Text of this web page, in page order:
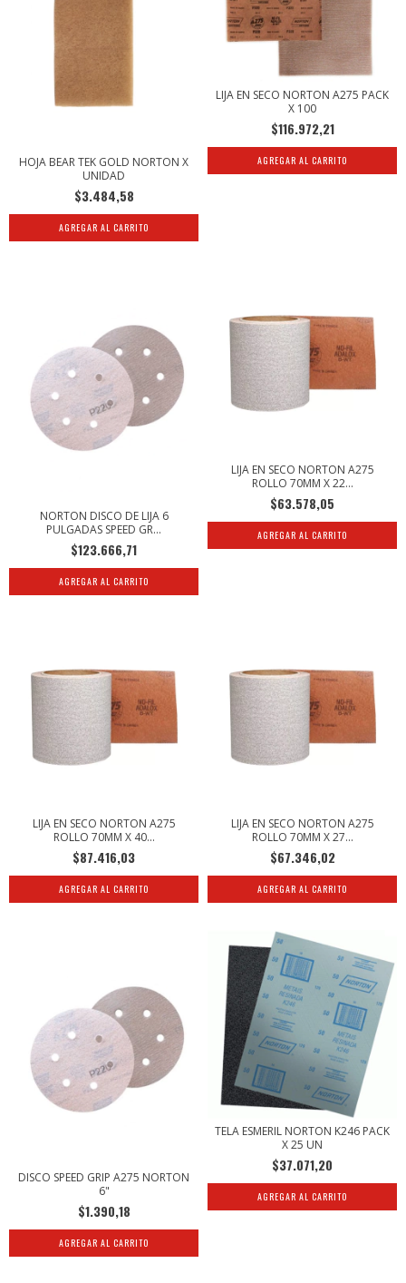
HOJA BEAR TEK GOLD NORTON X
UNIDAD
$3.484,58
LIJA EN SECO NORTON A275 PACK
X 100
$116.972,21
AGREGAR AL CARRITO
NORTON DISCO DE LIJA 6
PULGADAS SPEED GR...
$123.666,71
AGREGAR AL CARRITO
LIJA EN SECO NORTON A275
ROLLO 70MM X 22...
$63.578,05
LIJA EN SECO NORTON A275
ROLLO 70MM X 40...
$87.416,03
LIJA EN SECO NORTON A275
ROLLO 70MM X 27...
$67.346,02
DISCO SPEED GRIP A275 NORTON
6"
$1.390,18
AGREGAR AL CARRITO
TELA ESMERIL NORTON K246 PACK
X 25 UN
$37.071,20
AGREGAR AL CARRITO